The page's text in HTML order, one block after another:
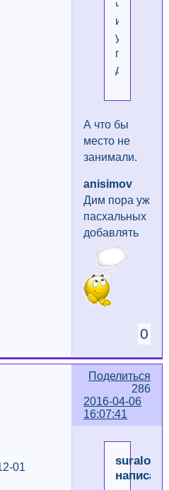
чего
их
убирать,
потом
А что бы
место не
занимали.
anisimov
Дим пора уж
пасхальных
добавлять
0
Поделиться
286
2016-04-06
16:07:41
01